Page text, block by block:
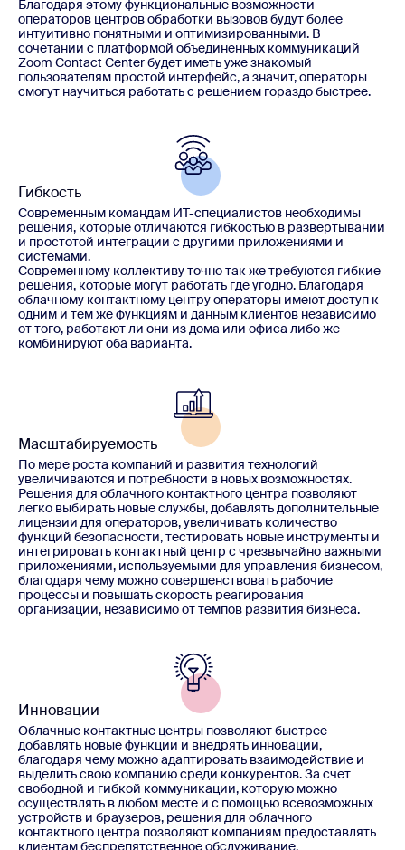
Благодаря этому функциональные возможности
операторов центров обработки вызовов будут более
интуитивно понятными и оптимизированными. В
сочетании с платформой объединенных коммуникаций
Zoom Contact Center будет иметь уже знакомый
пользователям простой интерфейс, а значит, операторы
смогут научиться работать с решением гораздо быстрее.
Гибкость
Современным командам ИТ-специалистов необходимы
решения, которые отличаются гибкостью в развертывании
и простотой интеграции с другими приложениями и
системами.
Современному коллективу точно так же требуются гибкие
решения, которые могут работать где угодно. Благодаря
облачному контактному центру операторы имеют доступ к
одним и тем же функциям и данным клиентов независимо
от того, работают ли они из дома или офиса либо же
комбинируют оба варианта.
Масштабируемость
По мере роста компаний и развития технологий
увеличиваются и потребности в новых возможностях.
Решения для облачного контактного центра позволяют
легко выбирать новые службы, добавлять дополнительные
лицензии для операторов, увеличивать количество
функций безопасности, тестировать новые инструменты и
интегрировать контактный центр с чрезвычайно важными
приложениями, используемыми для управления бизнесом,
благодаря чему можно совершенствовать рабочие
процессы и повышать скорость реагирования
организации, независимо от темпов развития бизнеса.
Инновации
Облачные контактные центры позволяют быстрее
добавлять новые функции и внедрять инновации,
благодаря чему можно адаптировать взаимодействие и
выделить свою компанию среди конкурентов. За счет
свободной и гибкой коммуникации, которую можно
осуществлять в любом месте и с помощью всевозможных
устройств и браузеров, решения для облачного
контактного центра позволяют компаниям предоставлять
клиентам беспрепятственное обслуживание.